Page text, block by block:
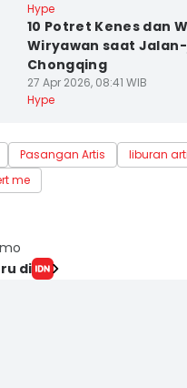
Hype
10 Potret Kenes dan
Wiryawan saat
Chongqing
27 Apr 2026, 08:41 WIB
Hype
Pasangan Artis
liburan
me
di